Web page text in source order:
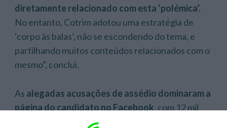
diretamente relacionado com esta ‘polémica’.
No entanto, Cotrim adotou uma estratégia de
‘corpo às balas’, não se escondendo do tema, e
partilhando muitos conteúdos relacionados com o
mesmo”, conclui.
As alegadas acusações de assédio dominaram a
página do candidato no Facebook, com 12 mil
a ‘clarificação’ sobre a sua